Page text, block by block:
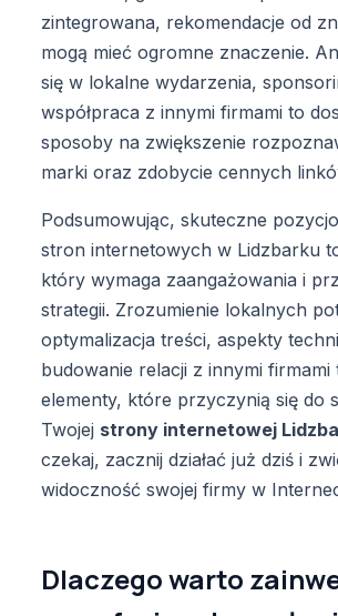
zintegrowana, rekomendacje od
mogą mieć ogromne znaczenie.
się w lokalne wydarzenia,
współpraca z innymi firmami to
sposoby na zwiększenie
marki oraz zdobycie cennych
Podsumowując, skuteczne
stron internetowych w Lidzbarku
który wymaga zaangażowania i
strategii. Zrozumienie lokalnych
optymalizacja treści, aspekty
budowanie relacji z innymi
elementy, które przyczynią się do
Twojej strony internetowej
czekaj, zacznij działać już dziś i
widoczność swojej firmy w
Dlaczego warto